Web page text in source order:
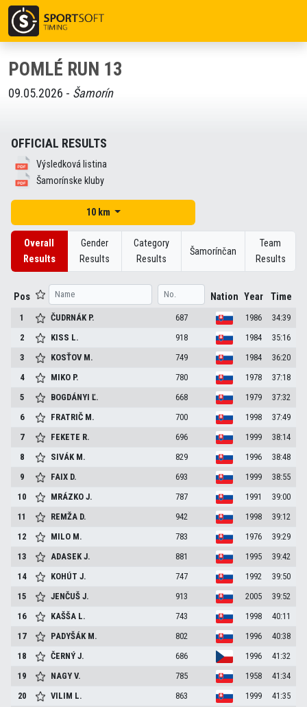
POMLÉ RUN 13
09.05.2026 - Šamorín
OFFICIAL RESULTS
Výsledková listina
Šamorínske kluby
10 km
Overall
Results
Gender
Results
Category
Results
Šamorínčan
Team
Results
Pos Nation Year Time
1 ČUDRNÁK P. 687 1986
34:39
2
KISS L. 918 1984
35:16
3
KOSŤOV M. 749 1984
36:20
4
MIKO P. 780 1978
37:18
5
BOGDÁNYIĽ. 668 1979
37:32
6
FRATRIČ M. 700 1998
37:49
7
FEKETE R. 696 1999
38:14
8
SIVÁK M. 829 1996
38:48
9
FAIX D. 693 1999
38:55
10
MRÁZKOJ. 787 1991
39:00
11
REMŽA D. 942 1998
39:12
12
MILO M. 783 1976
39:29
13
ADASEKJ. 881 1995
39:42
14
KOHÚTJ. 747 1992
39:50
15
JENČUŠJ. 913 2005
39:52
16
KAŠŠA L. 743 1998
40:11
17
PADYŠÁK M. 802 1996
40:38
18
ČERNÝJ. 686 1996
41:32
19
NAGYV. 785 1958
41:34
20
VILIM L. 863 1999
41:35